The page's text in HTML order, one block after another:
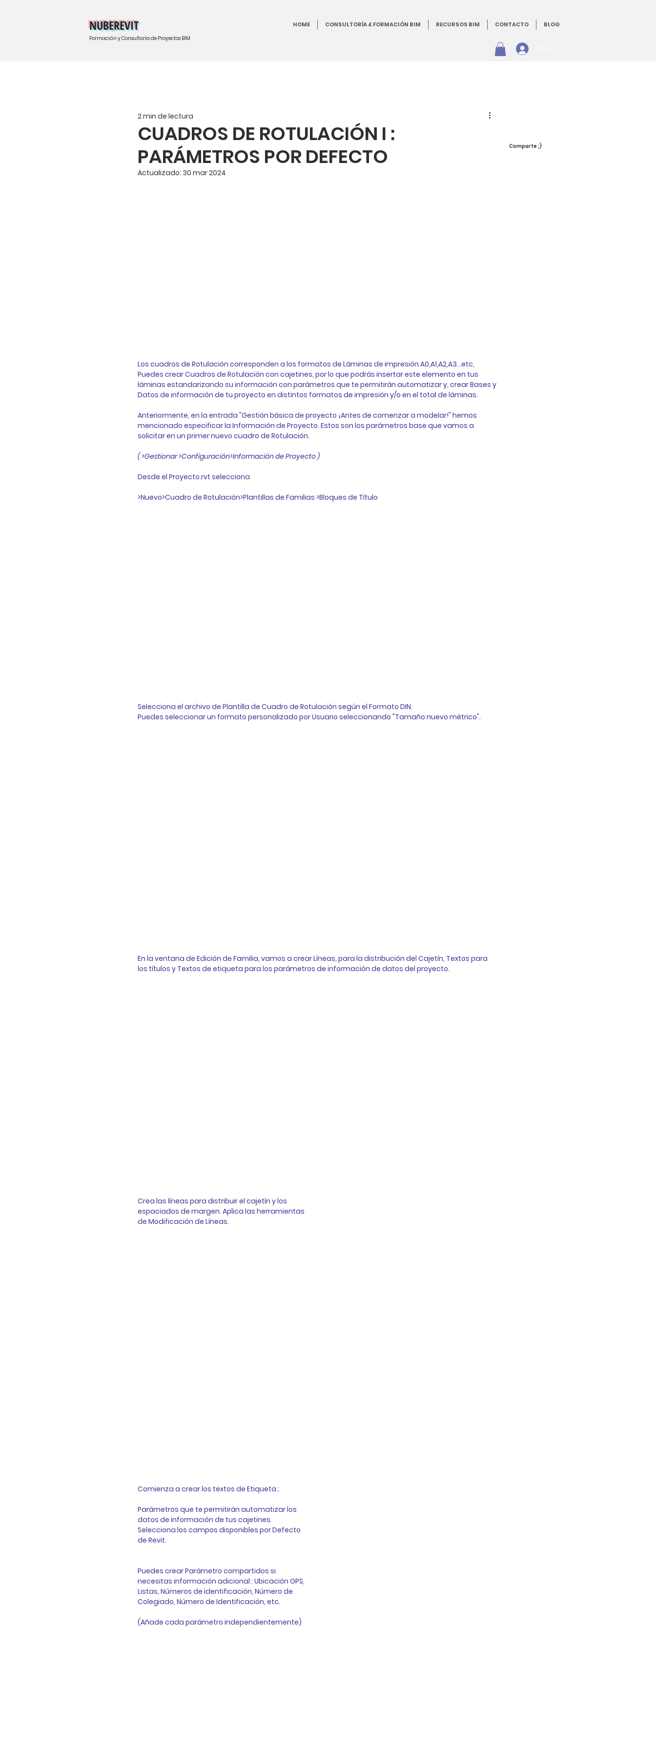
HOME CONSULTORÍA & FORMACIÓN BIM RECURSOS BIM CONTACTO BLOG
NUBEREVIT
Formación y Consultoría de Proyectos BIM
CUADROS DE ROTULACIÓN I :
PARÁMETROS POR DEFECTO
2 min de lectura
Actualizado: 30 mar 2024
Los cuadros de Rotulación corresponden a los formatos de Láminas de impresión A0,A1,A2,A3...etc,
Puedes crear Cuadros de Rotulación con cajetines, por lo que podrás insertar este elemento en tus
láminas estandarizando su información con parámetros que te permitirán automatizar y, crear Bases y
Datos de información de tu proyecto en distintos formatos de impresión y/o en el total de láminas.
Anteriormente, en la entrada "Gestión básica de proyecto ¡Antes de comenzar a modelar!" hem​os
mencionado especificar la Información de Proyecto. Estos son los parámetros base que vamos a
solicitar en un primer nuevo cuadro de Rotulación.
( >Gestionar >Configuración>Información de Proyecto )
Desde el Proyecto.rvt selecciona
>Nuevo>Cuadro de Rotulación>Plantillas de Familias >Bloques de Título
Selecciona el archivo de Plantilla de Cuadro de Rotulación según el Formato DIN.
Puedes seleccionar un formato personalizado por Usuario seleccionando "Tamaño nuevo métrico".
En la ventana de Edición de Familia, vamos a crear Líneas, para la distribución del Cajetín, Textos para
los títulos y Textos de etiqueta para los parámetros de información de datos del proyecto.
Crea las líneas para distribuir el cajetín y los
espaciados de margen. Aplica las herramientas
de Modificación de Líneas.
Comienza a crear los textos de Etiqueta ;
Parámetros que te permitirán automatizar los
datos de información de tus cajetines.
Selecciona los campos disponibles por Defecto
de Revit.
Puedes crear Parámetro compartidos si
necesitas información adicional : Ubicación GPS,
Listas, Números de identificación, Número de
Colegiado, Número de Identificación, etc.
(Añade cada parámetro independientemente)
Comparte ;)